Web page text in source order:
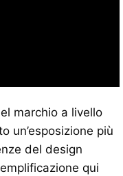
marchio a livello
un’esposizione più
del design
qui